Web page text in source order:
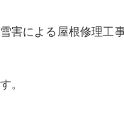
害による屋根修理工
。